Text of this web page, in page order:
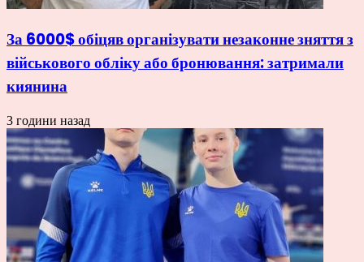
За 6000$ обіцяв організувати незаконне зняття з
військового обліку або бронювання: затримали
киянина
3 години назад